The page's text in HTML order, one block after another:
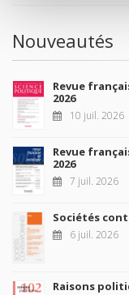
Nouveautés
Revue
2026
10 juil. 2026
Revue
2026
7 juil. 2026
Sociétés
6 juil. 2026
Raisons